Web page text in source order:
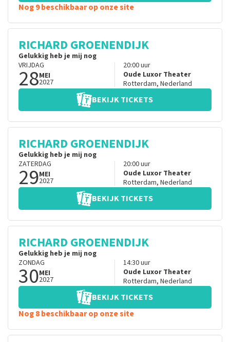
Nog 9 beschikbaar op onze site
RICHARD GROENENDIJK
Gelukkig heb je mij nog
VRIJDAG
28MEI
2027
20:00uur
Oude Luxor Theater
Rotterdam, Nederland
BEKIJK TICKETS
RICHARD GROENENDIJK
Gelukkig heb je mij nog
ZATERDAG
29MEI
2027
20:00uur
Oude Luxor Theater
Rotterdam, Nederland
BEKIJK TICKETS
RICHARD GROENENDIJK
Gelukkig heb je mij nog
ZONDAG
30MEI
2027
14:30uur
Oude Luxor Theater
Rotterdam, Nederland
BEKIJK TICKETS
Nog 8 beschikbaar op onze site